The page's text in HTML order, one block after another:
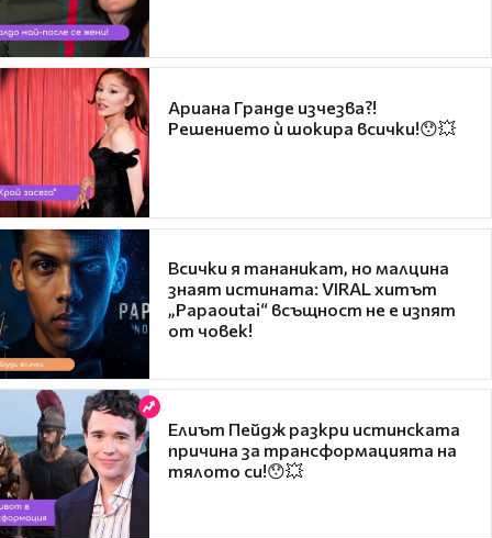
Ариана Гранде изчезва?!
Решението ѝ шокира всички!😯💥
Всички я тананикат, но малцина
знаят истината: VIRAL хитът
„Papaoutai“ всъщност не е изпят
от човек!
Елиът Пейдж разкри истинската
причина за трансформацията на
тялото си!😯💥